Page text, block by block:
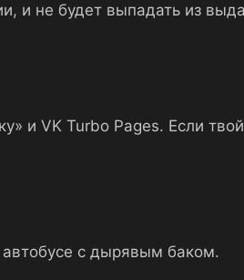
и не будет выпадать из
и VK Turbo Pages. Если
автобусе с дырявым баком.